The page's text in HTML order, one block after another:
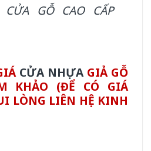
CỬA GỖ CAO CẤP
CỬA NHỰAGIẢ GỖ
KHẢO (ĐỂ CÓ GIÁ
LÒNG LIÊN HỆ KINH